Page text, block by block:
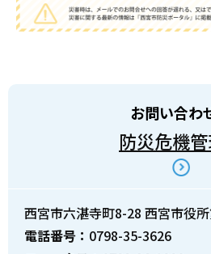
お問い合わ
防災危機
西宮市六湛寺町8-28 西宮市役
電話番号： 0798-35-3626